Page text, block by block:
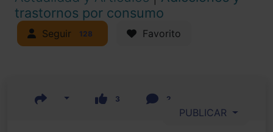
trastornos por consumo
Seguir 128 Favorito
3 2
PUBLICAR